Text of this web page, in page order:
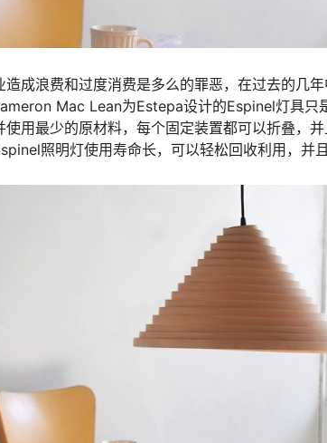
造成浪费和过度消费是多么的罪恶，在过去的几
Mac Lean为Estepa设计的Espinel灯具只
使用最少的原材料，每个固定装置都可以折叠，
照明灯使用寿命长，可以轻松回收利用，并